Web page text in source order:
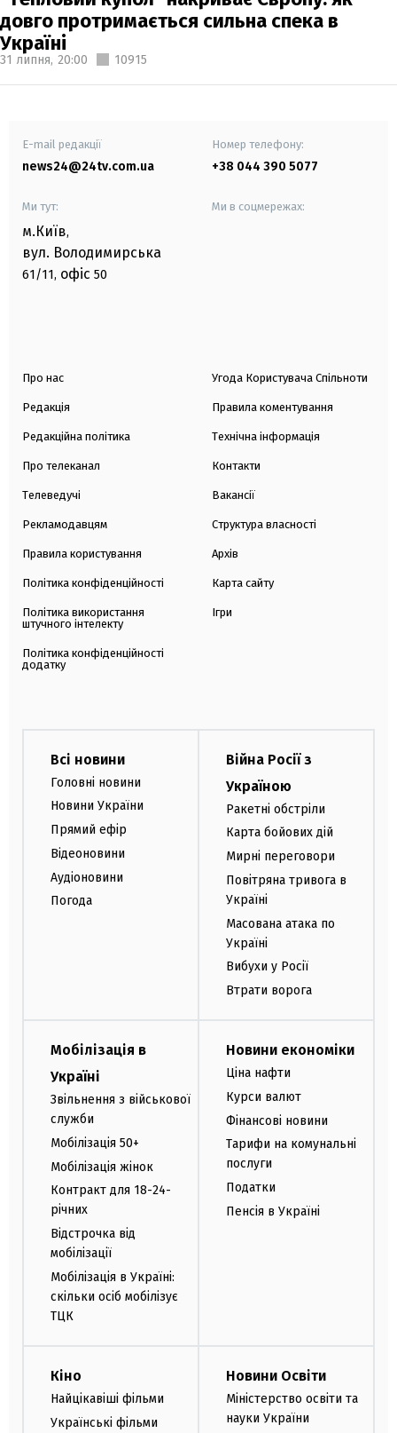
довго протримається сильна спека в
Україні
31 липня, 20:00 10915
E-mail редакції
news24@24tv.com.ua
Номер телефону:
+38 044 390 5077
Ми тут:
м.Київ,
вул. Володимирська
61/11, офіс 50
Ми в соцмережах:
Про нас
Редакція
Редакційна політика
Про телеканал
Телеведучі
Рекламодавцям
Правила користування
Політика конфіденційності
Політика використання
штучного інтелекту
Політика конфіденційності
додатку
Угода Користувача Спільноти
Правила коментування
Технічна інформація
Контакти
Вакансії
Структура власності
Архів
Карта сайту
Ігри
Всі новини
Головні новини
Новини України
Прямий ефір
Відеоновини
Аудіоновини
Погода
Війна Росії з
Україною
Ракетні обстріли
Карта бойових дій
Мирні переговори
Повітряна тривога в
Україні
Масована атака по
Україні
Вибухи у Росії
Втрати ворога
Мобілізація в
Україні
Звільнення з військової
служби
Мобілізація 50+
Мобілізація жінок
Контракт для 18-24-
річних
Відстрочка від
мобілізації
Мобілізація в Україні:
скільки осіб мобілізує
ТЦК
Новини економіки
Ціна нафти
Курси валют
Фінансові новини
Тарифи на комунальні
послуги
Податки
Пенсія в Україні
Кіно
Найцікавіші фільми
Українські фільми
Новини Освіти
Міністерство освіти та
науки України